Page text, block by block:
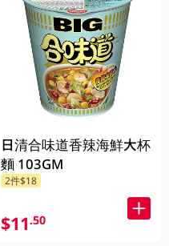
日清合味道香辣海鮮大杯
麵 103GM
2件$18
$11.50